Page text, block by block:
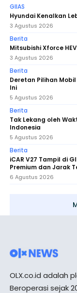
GIIAS
Hyundai Kenalkan
3 Agustus 2026
Berita
Mitsubishi Xforce
3 Agustus 2026
Berita
Deretan Pilihan
Ini
5 Agustus 2026
Berita
Tak Lekang oleh
Indonesia
5 Agustus 2026
Berita
iCAR V27 Tampil di
Premium dan Jarak
6 Agustus 2026
OLX.co.id adalah
Beroperasi sejak